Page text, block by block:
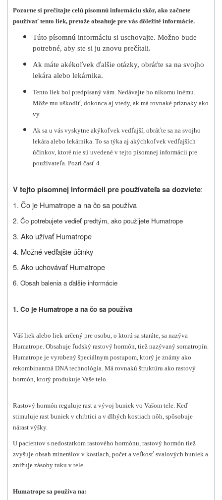
Pozorne si prečítajte celú písomnú informáciu skôr, ako začnete
používať tento liek, pretože obsahuje pre vás dôležité informácie.
Túto písomnú informáciu si uschovajte. Možno bude
potrebné, aby ste si ju znovu prečítali.
Ak máte akékoľvek ďalšie otázky, obráťte sa na svojho
lekára alebo lekárnika.
Tento liek bol predpísaný vám. Nedávajte ho nikomu inému.
Môže mu uškodiť, dokonca aj vtedy, ak má rovnaké príznaky ako
vy.
Ak sa u vás vyskytne akýkoľvek vedľajší, obráťte sa na svojho
lekára alebo lekárnika. To sa týka aj akýchkoľvek vedľajších
účinkov, ktoré nie sú uvedené v tejto písomnej informácii pre
používateľa. Pozri časť 4.
V tejto písomnej informácii pre používateľa sa dozviete:
1. Čo je Humatrope a na čo sa používa
2. Čo potrebujete vedieť predtým, ako použijete Humatrope
3. Ako užívať Humatrope
4. Možné vedľajšie účinky
5. Ako uchovávať Humatrope
6. Obsah balenia a ďalšie informácie
1. Čo je Humatrope a na čo sa používa
Váš liek alebo liek určený pre osobu, o ktorú sa staráte, sa nazýva
Humatrope. Obsahuje ľudský rastový hormón, tiež nazývaný somatropín.
Humatrope je vyrobený špeciálnym postupom, ktorý je známy ako
rekombinantná DNA technológia. Má rovnakú štruktúru ako rastový
hormón, ktorý produkuje Vaše telo.
Rastový hormón reguluje rast a vývoj buniek vo Vašom tele. Keď
stimuluje rast buniek v chrbtici a v dlhých kostiach nôh, spôsobuje
nárast výšky.
U pacientov s nedostatkom rastového hormónu, rastový hormón tiež
zvyšuje obsah minerálov v kostiach, počet a veľkosť svalových buniek a
znižuje zásoby tuku v tele.
Humatrope sa používa na: